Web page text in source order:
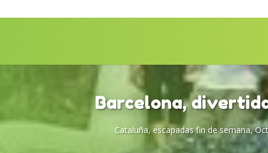
Barcelona,
Cataluña, escapadas fin de semana,